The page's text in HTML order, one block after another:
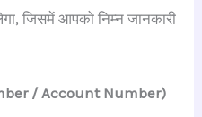
जिसमें आपको निम्न जानकारी
/ Account Number)